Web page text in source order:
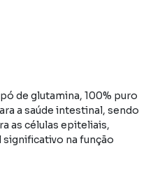
de glutamina, 100% puro
a saúde intestinal, sendo
as células epiteliais,
na função